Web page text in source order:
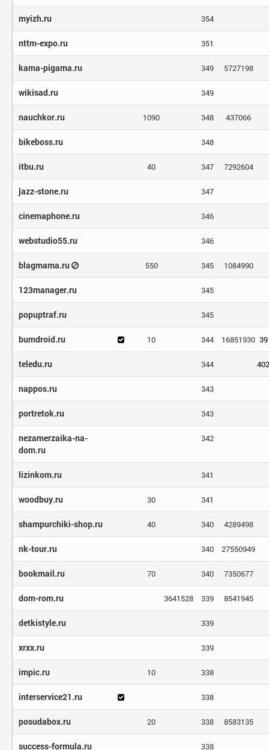
myizh.ru 354
nttm-expo.ru 351
kama-pigama.ru 349 5727198
wikisad.ru 349
nauchkor.ru 1090 348 437066
bikeboss.ru 348
itbu.ru 40 347 7292604
jazz-stone.ru 347
cinemaphone.ru 346
webstudio55.ru 346
blagmama.ru 550 345 1084990
123manager.ru 345
popuptraf.ru 345
bumdroid.ru 10 344 16851930 39
teledu.ru 344 402
nappos.ru 343
portretok.ru 343
nezamerzaika-na-
dom.ru
342
lizinkom.ru 341
woodbuy.ru 30 341
shampurchiki-shop.ru 40 340 4289498
nk-tour.ru 340 27550949
bookmail.ru 70 340 7350677
dom-rom.ru 3641528 339 8541945
detkistyle.ru 339
xrxx.ru 339
impic.ru 10 338
interservice21.ru 338
posudabox.ru 20 338 8583135
success-formula.ru 338